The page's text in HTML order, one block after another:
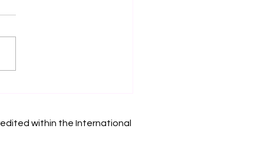
sobre
within the International